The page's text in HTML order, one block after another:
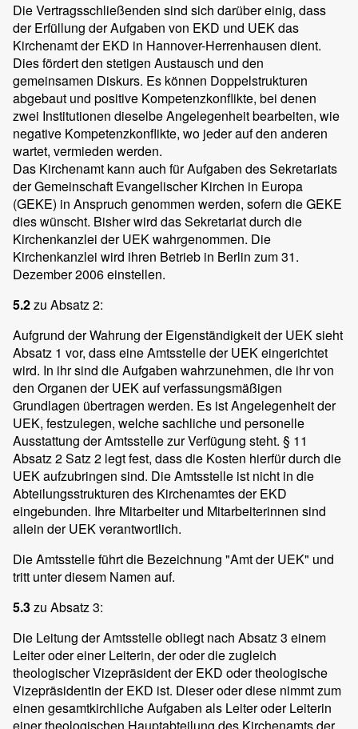
Die Vertragsschließenden sind sich darüber einig, dass
der Erfüllung der Aufgaben von EKD und UEK das
Kirchenamt der EKD in Hannover-Herrenhausen dient.
Dies fördert den stetigen Austausch und den
gemeinsamen Diskurs. Es können Doppelstrukturen
abgebaut und positive Kompetenzkonflikte, bei denen
zwei Institutionen dieselbe Angelegenheit bearbeiten, wie
negative Kompetenzkonflikte, wo jeder auf den anderen
wartet, vermieden werden.
Das Kirchenamt kann auch für Aufgaben des Sekretariats
der Gemeinschaft Evangelischer Kirchen in Europa
(GEKE) in Anspruch genommen werden, sofern die GEKE
dies wünscht. Bisher wird das Sekretariat durch die
Kirchenkanzlei der UEK wahrgenommen. Die
Kirchenkanzlei wird ihren Betrieb in Berlin zum 31.
Dezember 2006 einstellen.
5.2zu Absatz 2:
Aufgrund der Wahrung der Eigenständigkeit der UEK sieht
Absatz 1 vor, dass eine Amtsstelle der UEK eingerichtet
wird. In ihr sind die Aufgaben wahrzunehmen, die ihr von
den Organen der UEK auf verfassungsmäßigen
Grundlagen übertragen werden. Es ist Angelegenheit der
UEK, festzulegen, welche sachliche und personelle
Ausstattung der Amtsstelle zur Verfügung steht. § 11
Absatz 2 Satz 2 legt fest, dass die Kosten hierfür durch die
UEK aufzubringen sind. Die Amtsstelle ist nicht in die
Abteilungsstrukturen des Kirchenamtes der EKD
eingebunden. Ihre Mitarbeiter und Mitarbeiterinnen sind
allein der UEK verantwortlich.
Die Amtsstelle führt die Bezeichnung "Amt der UEK" und
tritt unter diesem Namen auf.
5.3zu Absatz 3:
Die Leitung der Amtsstelle obliegt nach Absatz 3 einem
Leiter oder einer Leiterin, der oder die zugleich
theologischer Vizepräsident der EKD oder theologische
Vizepräsidentin der EKD ist. Dieser oder diese nimmt zum
einen gesamtkirchliche Aufgaben als Leiter oder Leiterin